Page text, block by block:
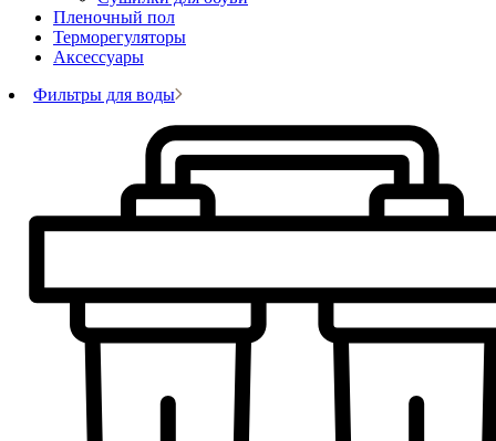
Пленочный пол
Терморегуляторы
Аксессуары
Фильтры для воды